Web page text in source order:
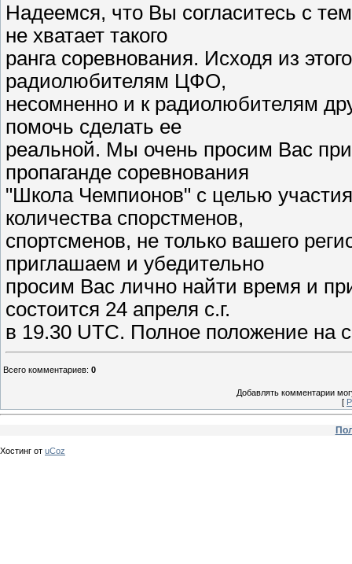
Надеемся, что Вы согласитесь с
не хватает такого
ранга соревнования. Исходя из
радиолюбителям ЦФО,
несомненно и к радиолюбителям
помочь сделать ее
реальной. Мы очень просим Вас
пропаганде соревнования
"Школа Чемпионов" с целью
количества спорстменов,
спортсменов, не только вашего
приглашаем и убедительно
просим Вас лично найти время и
состоится 24 апреля с.г.
в 19.30 UTC. Полное положение на
Всего комментариев: 0
Добавлять комментарии
[
Хостинг от uCoz